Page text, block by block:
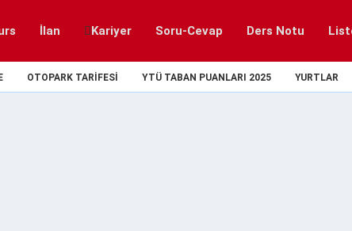
İlan Kariyer Soru-Cevap Ders Notu
OTOPARK TARIFESI YTÜ TABAN PUANLARI 2025 YURTLAR